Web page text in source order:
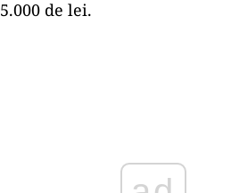
de lei.